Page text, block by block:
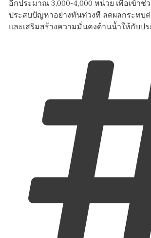
อีกประมาณ 3,000-4,000 หน่วย เพื่อเข้าช่
ประสบปัญหาอย่างทันท่วงที ลดผลกระทบ
และเสริมสร้างความมั่นคงด้านน้ำให้กับปร